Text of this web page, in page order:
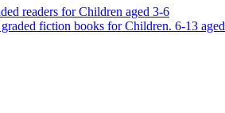
readers for Children aged 3-6
fiction books for Children. 6-13 aged